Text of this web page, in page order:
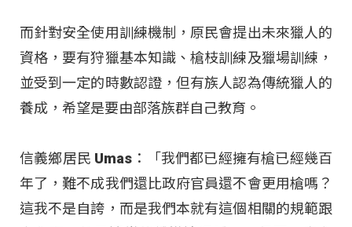
而針對安全使用訓練機制，原民會提出未來獵人的
資格，要有狩獵基本知識、槍枝訓練及獵場訓練，
並受到一定的時數認證，但有族人認為傳統獵人的
養成，希望是要由部落族群自己教育。
信義鄉居民 Umas：「我們都已經擁有槍已經幾百
年了，難不成我們還比政府官員還不會更用槍嗎？
這我不是自誇，而是我們本就有這個相關的規範跟